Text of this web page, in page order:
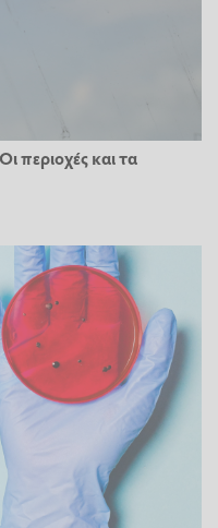
περιοχές και τα